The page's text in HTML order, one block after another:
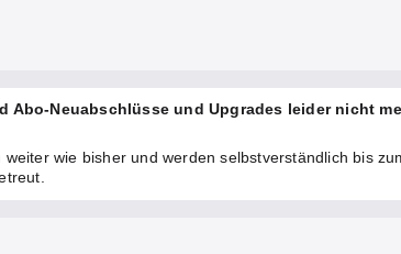
Abo-Neuabschlüsse und Upgrades leider nicht
weiter wie bisher und werden selbstverständlich bis